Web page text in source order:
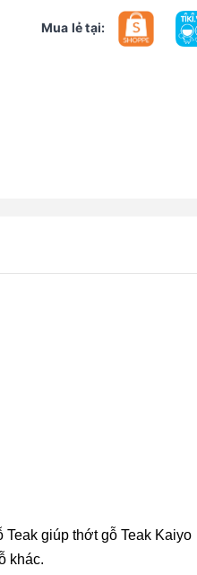
Mua lẻ tại:
giúp thớt gỗ Teak Kaiyo
khác.